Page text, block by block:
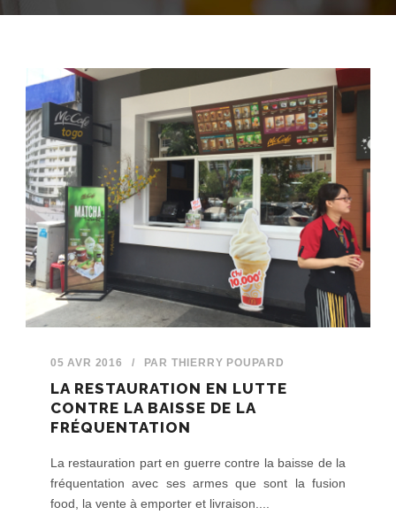
05 AVR 2016 / PAR THIERRY POUPARD
LA RESTAURATION EN LUTTE
CONTRE LA BAISSE DE LA
FRÉQUENTATION
La restauration part en guerre contre la baisse de la
fréquentation avec ses armes que sont la fusion
food, la vente à emporter et livraison....